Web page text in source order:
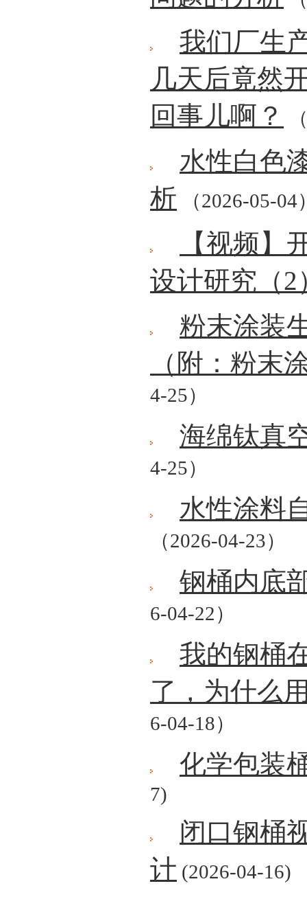
我们厂生
几天后竟然
回事儿啊？
水性白色
析 （2026-05-04
【视频】
设计研究（2
粉末涂装
（附：粉末
4-25）
海绵钛真
4-25）
水性涂料
（2026-04-23）
钢桶内底
6-04-22）
我的钢桶
了，为什么
6-04-18）
化学包装
7)
闭口钢桶
计 (2026-04-16)